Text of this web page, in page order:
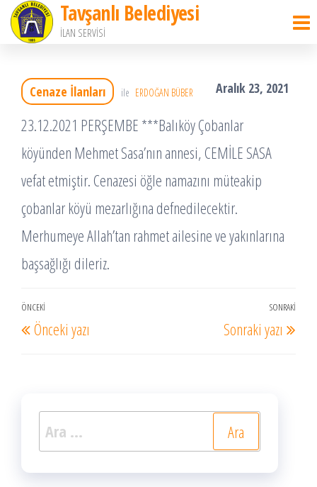
İçeriğe
atla
Tavşanlı Belediyesi
İLAN SERVİSİ
Cenaze İlanları Aralık 23, 2021
ile ERDOĞAN BÜBER
23.12.2021 PERŞEMBE ***Balıköy Çobanlar
köyünden Mehmet Sasa’nın annesi, CEMİLE SASA
vefat etmiştir. Cenazesi öğle namazını müteakip
çobanlar köyü mezarlığına defnedilecektir.
Merhumeye Allah’tan rahmet ailesine ve yakınlarına
başsağlığı dileriz.
Yazı
dolaşımı
Önceki
Yazı
ÖNCEKI
Önceki yazı
SONRAKI
Sonraki yazı
Arama: